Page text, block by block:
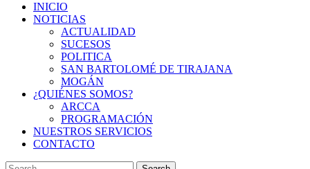
INICIO
NOTICIAS
ACTUALIDAD
SUCESOS
POLITICA
SAN BARTOLOMÉ DE TIRAJANA
MOGÁN
¿QUIÉNES SOMOS?
ARCCA
PROGRAMACIÓN
NUESTROS SERVICIOS
CONTACTO